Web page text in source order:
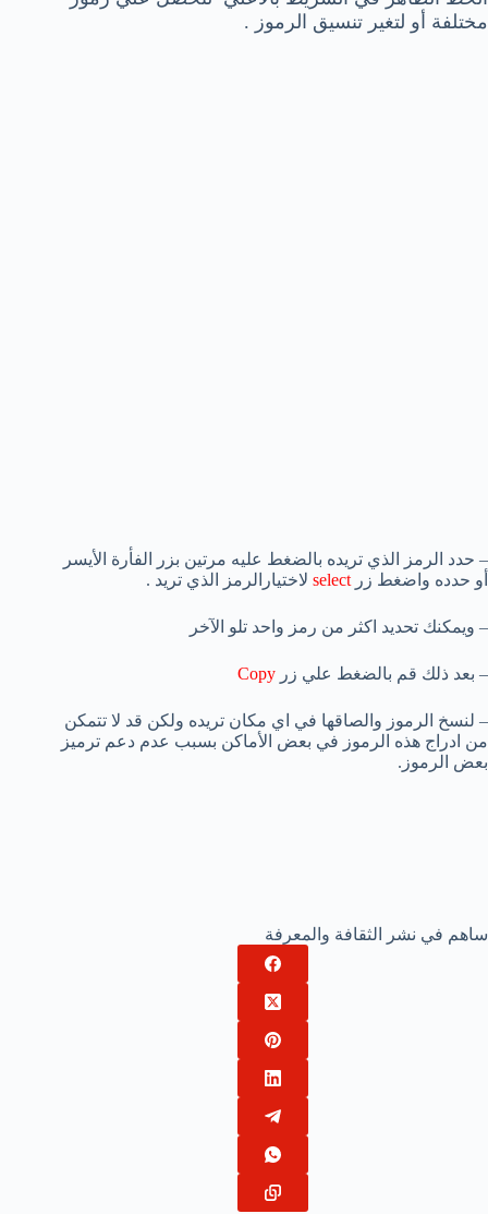
مختلفة أو لتغير تنسيق الرموز .
– حدد الرمز الذي تريده بالضغط عليه مرتين بزر الفأرة الأيسر
أو حدده واضغط زر select لاختيارالرمز الذي تريد .
– ويمكنك تحديد اكثر من رمز واحد تلو الآخر
– بعد ذلك قم بالضغط علي زر Copy
– لنسخ الرموز والصاقها في اي مكان تريده ولكن قد لا تتمكن
من ادراج هذه الرموز في بعض الأماكن بسبب عدم دعم ترميز
بعض الرموز.
ساهم في نشر الثقافة والمعرفة